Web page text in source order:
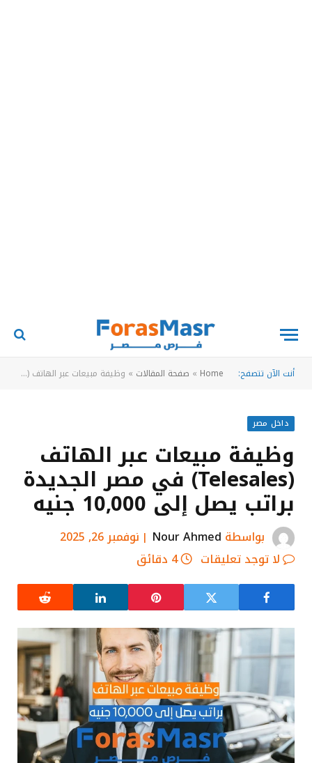
أنت الآن تتصفح: Home
» صفحة المقالات » وظيفة مبيعات عبر الهاتف (Telesales) في مصر الجديدة براتب يصل إلى 10,000 جنيه
داخل مصر
وظيفة مبيعات عبر الهاتف
(Telesales) في مصر الجديدة
براتب يصل إلى 10,000 جنيه
بواسطة Nour Ahmed
نوفمبر 26, 2025
لا توجد تعليقات
4 دقائق